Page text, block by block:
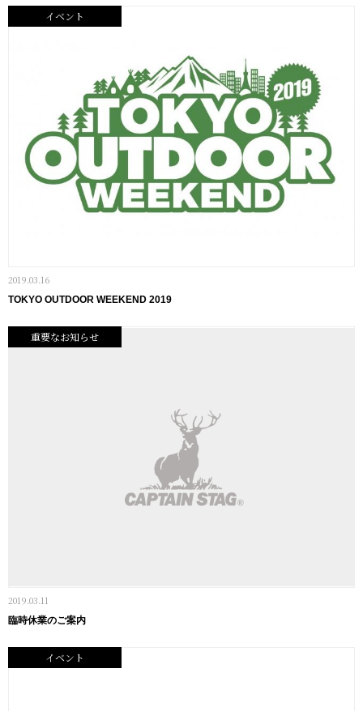
イベント
2019.03.16
TOKYO OUTDOOR WEEKEND 2019
重要なお知らせ
2019.03.11
臨時休業のご案内
イベント